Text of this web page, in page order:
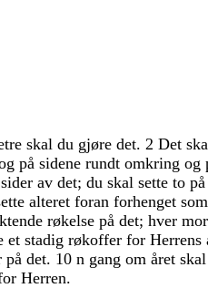
skal du gjøre det. 2 Det
på sidene rundt omkring og
sider av det; du skal sette to på
alteret foran forhenget som
røkelse på det; hver
et stadig røkoffer for Herrens
på det. 10 n gang om året skal
Herren.